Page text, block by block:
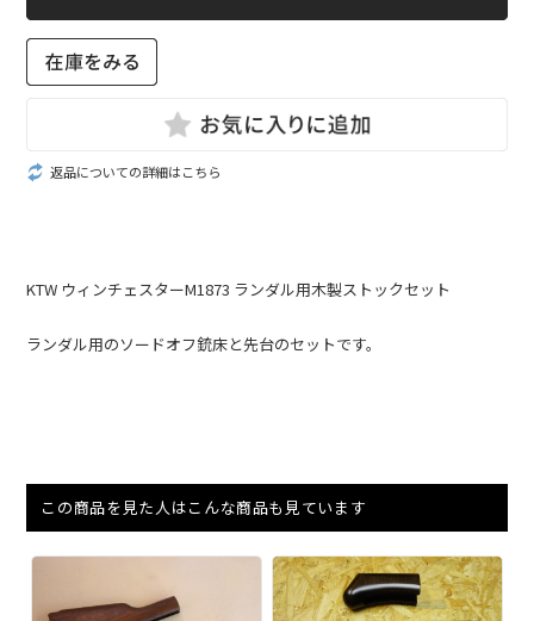
返品についての詳細はこちら
KTW ウィンチェスターM1873 ランダル用木製ストックセット
ランダル用のソードオフ銃床と先台のセットです。
この商品を見た人はこんな商品も見ています